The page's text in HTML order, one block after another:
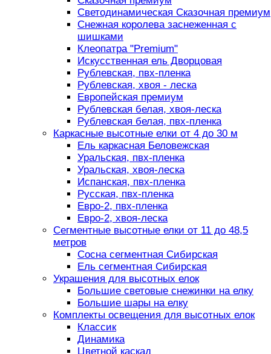
Светодинамическая Сказочная премиум
Снежная королева заснеженная с
шишками
Клеопатра "Premium"
Искусственная ель Дворцовая
Рублевская, пвх-пленка
Рублевская, хвоя - леска
Европейская премиум
Рублевская белая, хвоя-леска
Рублевская белая, пвх-пленка
Каркасные высотные елки от 4 до 30 м
Ель каркасная Беловежская
Уральская, пвх-пленка
Уральская, хвоя-леска
Испанская, пвх-пленка
Русская, пвх-пленка
Евро-2, пвх-пленка
Евро-2, хвоя-леска
Сегментные высотные елки от 11 до 48,5
метров
Сосна сегментная Сибирская
Ель сегментная Сибирская
Украшения для высотных елок
Большие световые снежинки на елку
Большие шары на елку
Комплекты освещения для высотных елок
Классик
Динамика
Цветной каскад